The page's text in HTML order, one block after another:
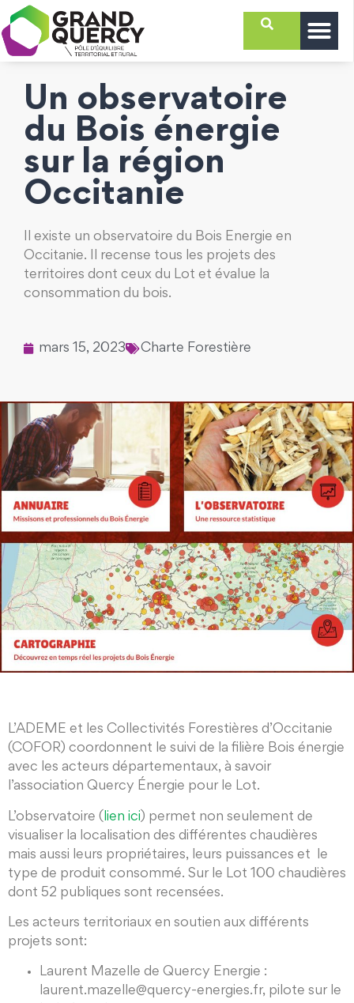
Un observatoire
du Bois énergie
sur la région
Occitanie
Il existe un observatoire du Bois Energie en
Occitanie. Il recense tous les projets des
territoires dont ceux du Lot et évalue la
consommation du bois.
mars 15, 2023 Charte Forestière
L’ADEME et les Collectivités Forestières d’Occitanie
(COFOR) coordonnent le suivi de la filière Bois énergie
avec les acteurs départementaux, à savoir
l’association Quercy Énergie pour le Lot.
L’observatoire ( lien ici) permet non seulement de
visualiser la localisation des différentes chaudières
mais aussi leurs propriétaires, leurs puissances et le
type de produit consommé. Sur le Lot 100 chaudières
dont 52 publiques sont recensées.
Les acteurs territoriaux en soutien aux différents
projets sont:
Laurent Mazelle de Quercy Energie :
laurent.mazelle@quercy-energies.fr, pilote sur le